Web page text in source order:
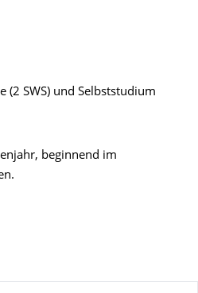
(2 SWS) und Selbststudium
beginnend im